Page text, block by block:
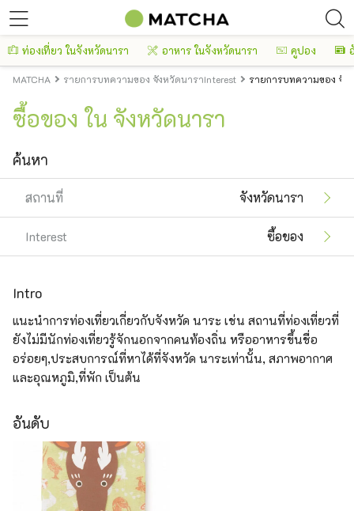
ท่องเที่ยว ในจังหวัดนารา อาหาร ในจังหวัดนารา คูปอง
MATCHA รายการบทความของ จังหวัดนาราInterest รายการบทความของ จัง
ซื้อของ ใน จังหวัดนารา
ค้นหา
สถานที่ จังหวัดนารา
Interest ซื้อของ
Intro
แนะนำการท่องเที่ยวเกี่ยวกับจังหวัด นาระ เช่น สถานที่ท่องเที่ยวที่
ยังไม่มีนักท่องเที่ยวรู้จักนอกจากคนท้องถิ่น หรืออาหารขึ้นชื่อ
อร่อยๆ,ประสบการณ์ที่หาได้ที่จังหวัด นาระเท่านั้น, สภาพอากาศ
และอุณหภูมิ,ที่พัก เป็นต้น
อันดับ